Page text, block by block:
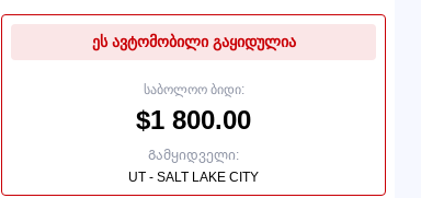
ეს ავტომობილი გაყიდულია
საბოლოო ბიდი:
$1 800.00
Გამყიდველი:
UT - SALT LAKE CITY